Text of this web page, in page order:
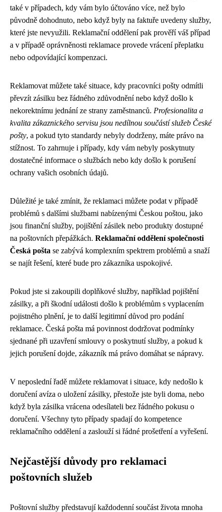
také v případech, kdy vám bylo účtováno více, než bylo
původně dohodnuto, nebo když byly na faktuře uvedeny služby,
které jste nevyužili. Reklamační oddělení pak prověří váš případ
a v případě oprávněnosti reklamace provede vrácení přeplatku
nebo odpovídající kompenzaci.
Reklamovat můžete také situace, kdy pracovníci pošty odmítli
převzít zásilku bez řádného zdůvodnění nebo když došlo k
nekorektnímu jednání ze strany zaměstnanců. Profesionalita a
kvalita zákaznického servisu jsou nedílnou součástí služeb České
pošty, a pokud tyto standardy nebyly dodrženy, máte právo na
stížnost. To zahrnuje i případy, kdy vám nebyly poskytnuty
dostatečné informace o službách nebo kdy došlo k porušení
ochrany vašich osobních údajů.
Důležité je také zmínit, že reklamaci můžete podat v případě
problémů s dalšími službami nabízenými Českou poštou, jako
jsou finanční služby, pojištění zásilek nebo produkty dostupné
na poštovních přepážkách. Reklamační oddělení společnosti
Česká pošta se zabývá komplexním spektrem problémů a snaží
se najít řešení, které bude pro zákazníka uspokojivé.
Pokud jste si zakoupili doplňkové služby, například pojištění
zásilky, a při škodní události došlo k problémům s vyplacením
pojistného plnění, je to další legitimní důvod pro podání
reklamace. Česká pošta má povinnost dodržovat podmínky
sjednané při uzavření smlouvy o poskytnutí služby, a pokud k
jejich porušení dojde, zákazník má právo domáhat se nápravy.
V neposlední řadě můžete reklamovat i situace, kdy nedošlo k
doručení avíza o uložení zásilky, přestože jste byli doma, nebo
když byla zásilka vrácena odesílateli bez řádného pokusu o
doručení. Všechny tyto případy spadají do kompetence
reklamačního oddělení a zaslouží si řádné prošetření a vyřešení.
Nejčastější důvody pro reklamaci
poštovních služeb
Poštovní služby představují každodenní součást života mnoha